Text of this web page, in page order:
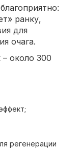
ранку,
для
очага.
около 300
регенерации